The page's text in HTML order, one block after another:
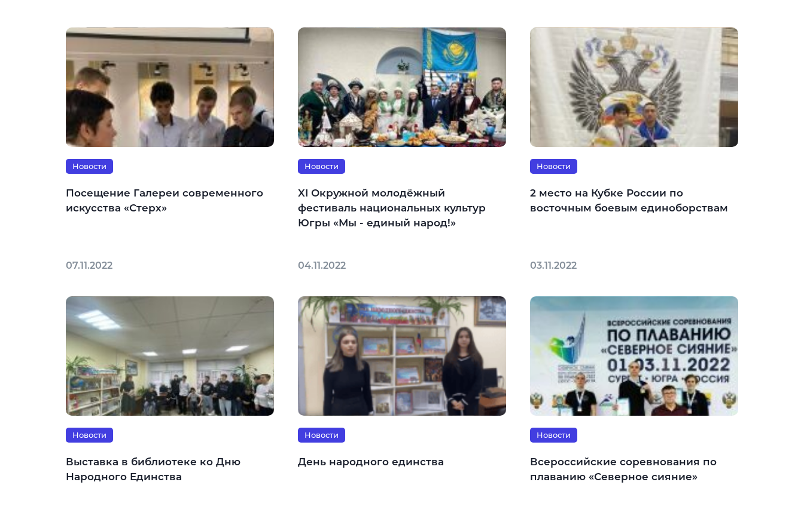
Новости
Посещение Галереи современного
искусства «Стерх»
07.11.2022
Новости
XI Окружной молодёжный
фестиваль национальных культур
Югры «Мы - единый народ!»
04.11.2022
Новости
2 место на Кубке России по
восточным боевым единоборствам
03.11.2022
Новости
Выставка в библиотеке ко Дню
Народного Единства
Новости
День народного единства
Новости
Всероссийские соревнования по
плаванию «Северное сияние»